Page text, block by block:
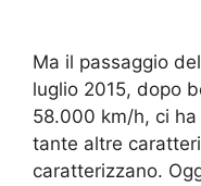
Ma il passaggio
luglio 2015, dopo
58.000 km/h, ci
tante altre
caratterizzano.